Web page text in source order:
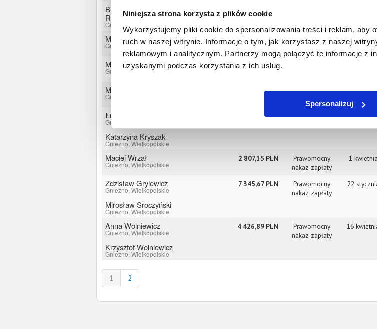
Niniejsza strona korzysta z plików cookie
Wykorzystujemy pliki cookie do spersonalizowania treści i reklam, aby
ruch w naszej witrynie. Informacje o tym, jak korzystasz z naszej
reklamowym i analitycznym. Partnerzy mogą połączyć te informacje z
uzyskanymi podczas korzystania z ich usług.
Spersonalizuj
BIURO OBSŁUGI B.H.P.
ROBERT JESIOŁOWSKI
Gniezno, Wielkopolskie
492,43 PLN
Mariusz Smułek
Gniezno, Wielkopolskie
6 364,42 PLN
Prawomocny
nakaz zapłaty
20
Maria Małgorzata Skweres
Gniezno, Wielkopolskie
7 761,94 PLN
Maciej Wrzał
Gniezno, Wielkopolskie
2 451,83 PLN
Prawomocny
nakaz zapłaty
12
Łukasz Kryszak
Gniezno, Wielkopolskie
Katarzyna Kryszak
Gniezno, Wielkopolskie
9 139,88 PLN
Prawomocny
5
Maciej Wrzał
Gniezno, Wielkopolskie
2 807,15 PLN
Prawomocny
nakaz zapłaty
1
Zdzisław Grylewicz
Gniezno, Wielkopolskie
Mirosław Sroczyński
Gniezno, Wielkopolskie
7 345,67 PLN
Prawomocny
nakaz zapłaty
22
Anna Wolniewicz
Gniezno, Wielkopolskie
Krzysztof Wolniewicz
Gniezno, Wielkopolskie
4 426,89 PLN
Prawomocny
nakaz zapłaty
16
1 2